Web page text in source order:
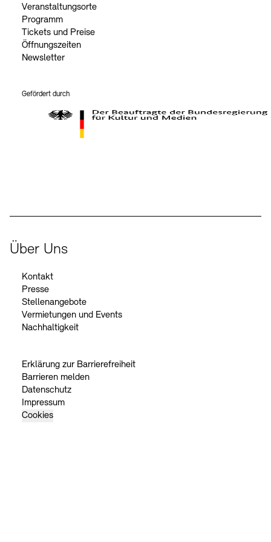
Veranstaltungsorte
Programm
Tickets und Preise
Öffnungszeiten
Newsletter
Gefördert durch
Über Uns
Kontakt
Presse
Stellenangebote
Vermietungen und Events
Nachhaltigkeit
Erklärung zur Barrierefreiheit
Barrieren melden
Datenschutz
Impressum
Cookies